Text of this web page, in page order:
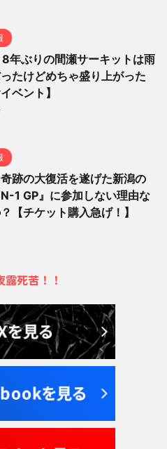
8年ぶりの間瀬サーキットは雨
たけどめちゃ盛り上がった
ベント】
奇跡の大復活を遂げた新潟の
1 GP』に参加しない理由な
【チケット購入急げ！】
死苦！！